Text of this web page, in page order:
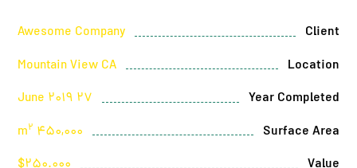
Client
Awesome Company
Location
Mountain View CA
Year Completed
27 June 2019
Surface Area
450,000 m ۲